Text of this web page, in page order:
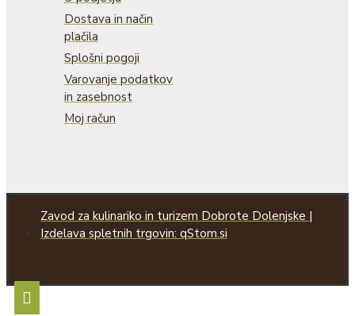
Dostava in način
plačila
Splošni pogoji
Varovanje podatkov
in zasebnost
Moj račun
Zavod za kulinariko in turizem Dobrote Dolenjske |
Izdelava spletnih trgovin: qStom.si